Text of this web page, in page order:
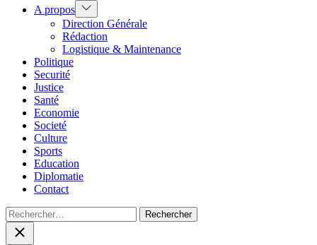
A propos Show
sub
menu
Direction Générale
Rédaction
Logistique & Maintenance
Politique
Securité
Justice
Santé
Economie
Societé
Culture
Sports
Education
Diplomatie
Contact
Rechercher :
Close
search